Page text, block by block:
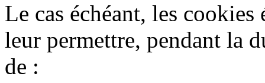
Le cas échéant, les
leur permettre, pendant la
de :